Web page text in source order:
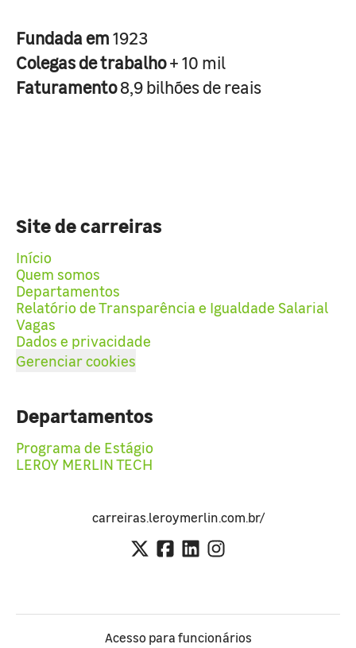
Fundada em1923
Colegas de trabalho+ 10 mil
Faturamento8,9 bilhões de reais
Site de carreiras
Início
Quem somos
Departamentos
Relatório de Transparência e Igualdade Salarial
Vagas
Dados e privacidade
Gerenciar cookies
Departamentos
Programa de Estágio
LEROY MERLIN TECH
carreiras.leroymerlin.com.br/
Acesso para funcionários